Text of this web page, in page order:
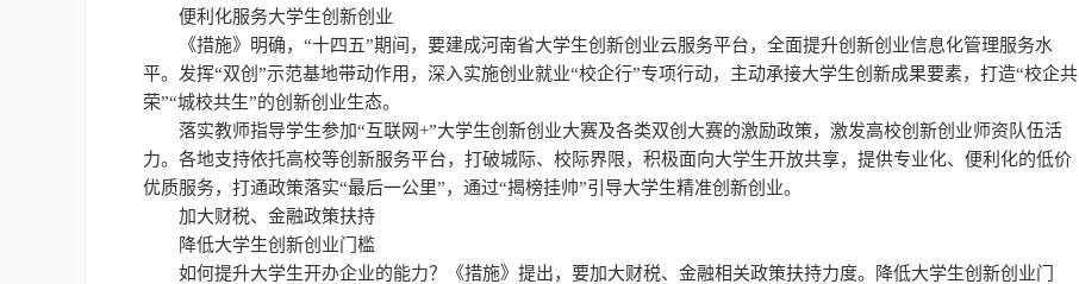
便利化服务大学生创新创业
《措施》明确，“十四五”期间，要建成河南省大学生创新创业云服务平台，全面提升创新创业信息化管理服务水
平。发挥“双创”示范基地带动作用，深入实施创业就业“校企行”专项行动，主动承接大学生创新成果要素，打造“校企共
荣”“城校共生”的创新创业生态。
落实教师指导学生参加“互联网+”大学生创新创业大赛及各类双创大赛的激励政策，激发高校创新创业师资队伍活
力。各地支持依托高校等创新服务平台，打破城际、校际界限，积极面向大学生开放共享，提供专业化、便利化的低价
优质服务，打通政策落实“最后一公里”，通过“揭榜挂帅”引导大学生精准创新创业。
加大财税、金融政策扶持
降低大学生创新创业门槛
如何提升大学生开办企业的能力？《措施》提出，要加大财税、金融相关政策扶持力度。降低大学生创新创业门